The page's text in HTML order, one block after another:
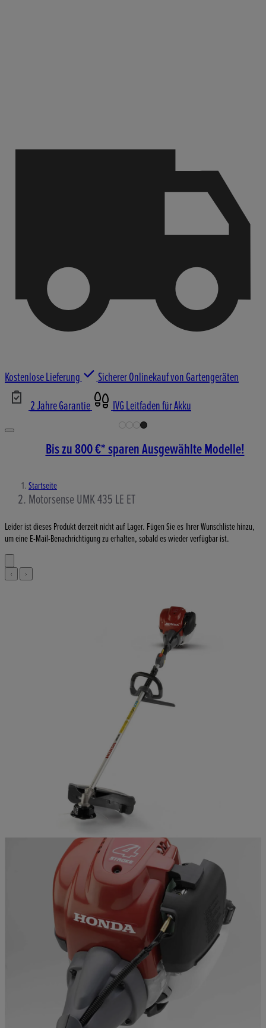
Kostenlose Lieferung
Sicherer Onlinekauf von Gartengeräten
2 Jahre Garantie
IVG Leitfaden für Akku
Bis zu 800 €* sparen Ausgewählte Modelle!
Startseite
Motorsense UMK 435 LE ET
Leider ist dieses Produkt derzeit nicht auf Lager. Fügen Sie es Ihrer Wunschliste hinzu,
um eine E-Mail-Benachrichtigung zu erhalten, sobald es wieder verfügbar ist.